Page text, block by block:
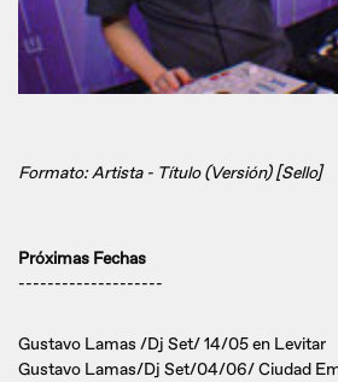
Formato: Artista - Título (Versión) [Sello]
Próximas Fechas
--------------------
Gustavo Lamas /Dj Set/ 14/05 en Levitar
Gustavo Lamas/Dj Set/04/06/ Ciudad